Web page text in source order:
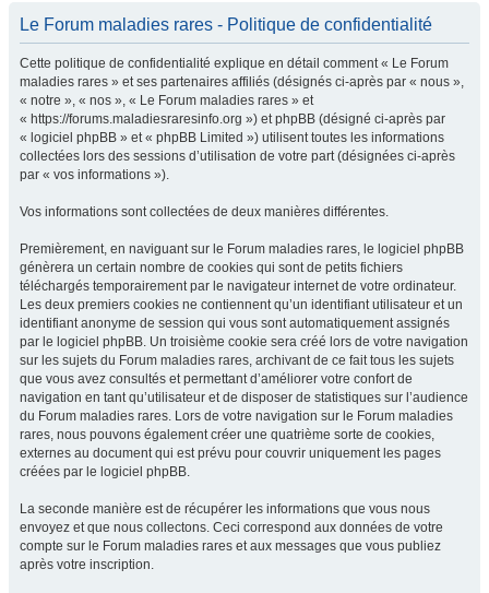
Le Forum maladies rares - Politique de confidentialité
Cette politique de confidentialité explique en détail comment « Le Forum
maladies rares » et ses partenaires affiliés (désignés ci-après par « nous »,
« notre », « nos », « Le Forum maladies rares » et
« https://forums.maladiesraresinfo.org ») et phpBB (désigné ci-après par
« logiciel phpBB » et « phpBB Limited ») utilisent toutes les informations
collectées lors des sessions d’utilisation de votre part (désignées ci-après
par « vos informations »).
Vos informations sont collectées de deux manières différentes.
Premièrement, en naviguant sur le Forum maladies rares, le logiciel phpBB
génèrera un certain nombre de cookies qui sont de petits fichiers
téléchargés temporairement par le navigateur internet de votre ordinateur.
Les deux premiers cookies ne contiennent qu’un identifiant utilisateur et un
identifiant anonyme de session qui vous sont automatiquement assignés
par le logiciel phpBB. Un troisième cookie sera créé lors de votre navigation
sur les sujets du Forum maladies rares, archivant de ce fait tous les sujets
que vous avez consultés et permettant d’améliorer votre confort de
navigation en tant qu’utilisateur et de disposer de statistiques sur l’audience
du Forum maladies rares. Lors de votre navigation sur le Forum maladies
rares, nous pouvons également créer une quatrième sorte de cookies,
externes au document qui est prévu pour couvrir uniquement les pages
créées par le logiciel phpBB.
La seconde manière est de récupérer les informations que vous nous
envoyez et que nous collectons. Ceci correspond aux données de votre
compte sur le Forum maladies rares et aux messages que vous publiez
après votre inscription.